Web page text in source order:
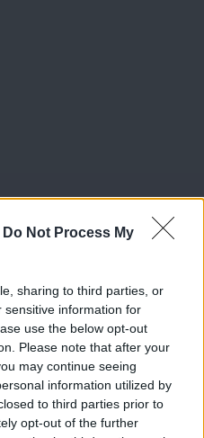
Do Not Process My
sharing to third parties, or
sensitive information for
use the below opt-out
Please note that after your
may continue seeing
information utilized by
to third parties prior to
opt-out of the further